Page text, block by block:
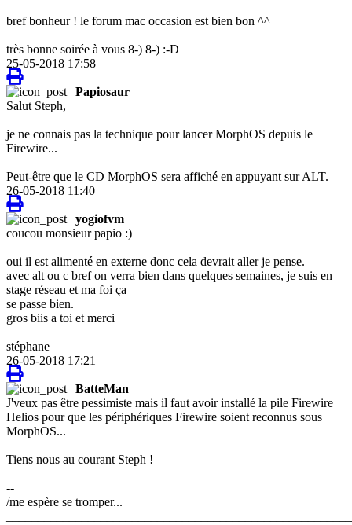
bref bonheur ! le forum mac occasion est bien bon ^^
très bonne soirée à vous 8-) 8-) :-D
25-05-2018 17:58
Papiosaur
Salut Steph,
je ne connais pas la technique pour lancer MorphOS depuis le
Firewire...
Peut-être que le CD MorphOS sera affiché en appuyant sur ALT.
26-05-2018 11:40
yogiofvm
coucou monsieur papio :)
oui il est alimenté en externe donc cela devrait aller je pense.
avec alt ou c bref on verra bien dans quelques semaines, je suis en
stage réseau et ma foi ça
se passe bien.
gros biis a toi et merci
stéphane
26-05-2018 17:21
BatteMan
J'veux pas être pessimiste mais il faut avoir installé la pile Firewire
Helios pour que les périphériques Firewire soient reconnus sous
MorphOS...
Tiens nous au courant Steph !
--
/me espère se tromper...